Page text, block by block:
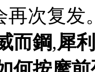
再次复发
而鋼,犀